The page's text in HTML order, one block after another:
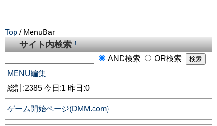
Top / MenuBar
サイト内検索†
AND検索
OR検索
MENU編集
総計:2385 今日:1 昨日:0
ゲーム開始ページ(DMM.com)